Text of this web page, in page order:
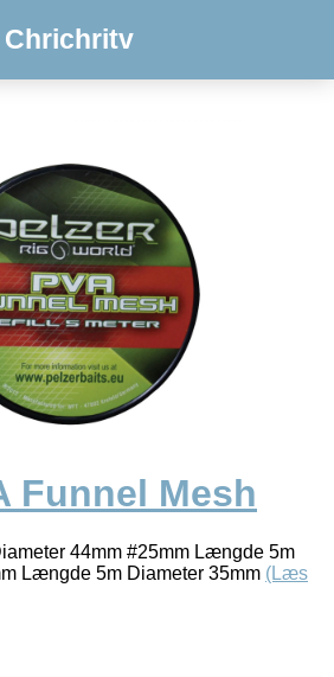
Chrichritv
Funnel Mesh
44mm #25mm Længde 5m
Længde 5m Diameter 35mm (Læs